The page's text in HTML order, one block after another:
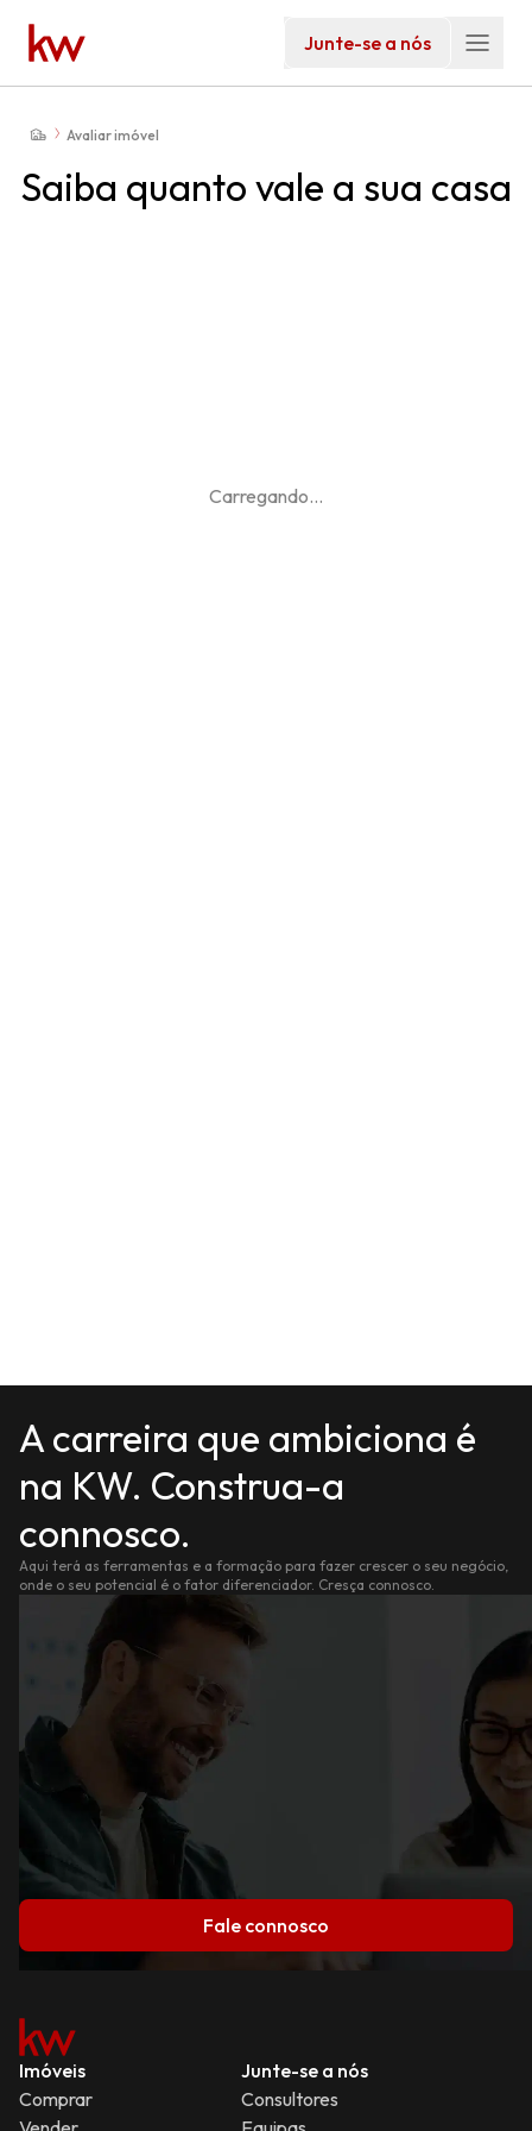
Junte-se a nós
Avaliar imóvel
Saiba quanto vale a sua casa
Carregando...
A carreira que ambiciona é
na KW. Construa-a
connosco.
Aqui terá as ferramentas e a formação para fazer crescer o seu negócio,
onde o seu potencial é o fator diferenciador. Cresça connosco.
Fale connosco
Imóveis
Comprar
Junte-se a nós
Consultores